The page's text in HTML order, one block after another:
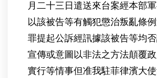
月二十三日遣送來台案經本部
以該被告等有觸犯懲治叛亂條
罪提起公訴經訊據該被告等均
宣傳或意圖以非法之方法顛覆
實行等情事但准我駐菲律濱大